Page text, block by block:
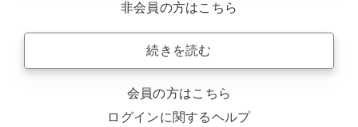
非会員の方はこちら
続きを読む
会員の方はこちら
ログインに関するヘルプ